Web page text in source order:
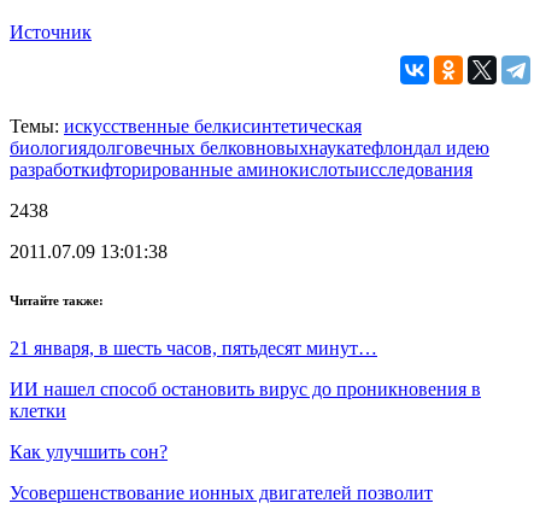
Источник
Темы: искусственные белкисинтетическая
биологиядолговечных белковновыхнаукатефлондал идею
разработкифторированные аминокислотыисследования
2438
2011.07.09 13:01:38
Читайте также:
21 января, в шесть часов, пятьдесят минут…
ИИ нашел способ остановить вирус до проникновения в
клетки
Как улучшить сон?
Усовершенствование ионных двигателей позволит